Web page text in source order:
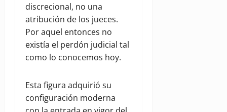
discrecional, no una
atribución de los jueces.
Por aquel entonces no
existía el perdón judicial tal
como lo conocemos hoy.
Esta figura adquirió su
configuración moderna